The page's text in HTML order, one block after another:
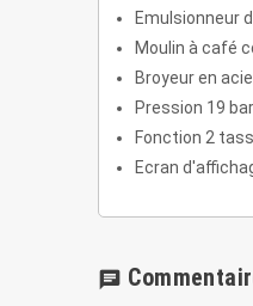
Emulsionneur
Moulin à café
Broyeur en
Pression 19 bar
Fonction 2
Ecran
chat